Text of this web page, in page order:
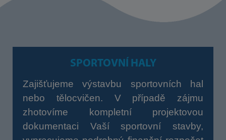
SPORTOVNÍ HALY
Zajišťujeme výstavbu sportovních hal
nebo tělocvičen. V případě zájmu
zhotovíme kompletní projektovou
dokumentaci Vaší sportovní stavby,